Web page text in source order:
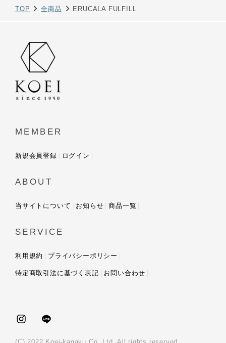
TOP 全商品 ERUCALA FULFILL
MEMBER
新規会員登録 ログイン
ABOUT
当サイトについて お知らせ 商品一覧
SERVICE
利用規約 プライバシーポリシー
特定商取引法に基づく表記 お問い合わせ